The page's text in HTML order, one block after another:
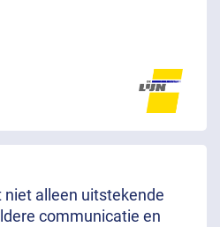
niet alleen uitstekende
communicatie en